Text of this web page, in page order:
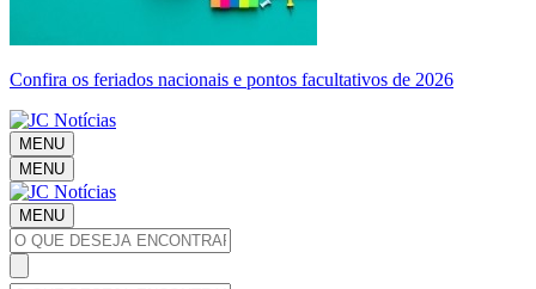
Confira os feriados nacionais e pontos facultativos de 2026
MENU
MENU
MENU